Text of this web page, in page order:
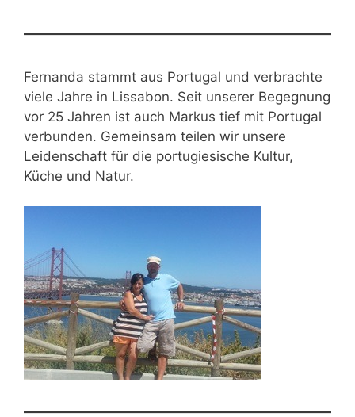
Fernanda stammt aus Portugal und verbrachte
viele Jahre in Lissabon. Seit unserer Begegnung
vor 25 Jahren ist auch Markus tief mit Portugal
verbunden. Gemeinsam teilen wir unsere
Leidenschaft für die portugiesische Kultur,
Küche und Natur.